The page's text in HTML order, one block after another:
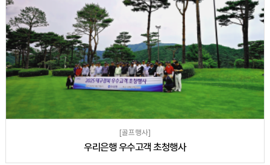
[골프행사]
우리은행 우수고객 초청행사